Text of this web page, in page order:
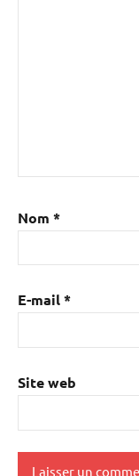
Nom *
E-mail*
Site web